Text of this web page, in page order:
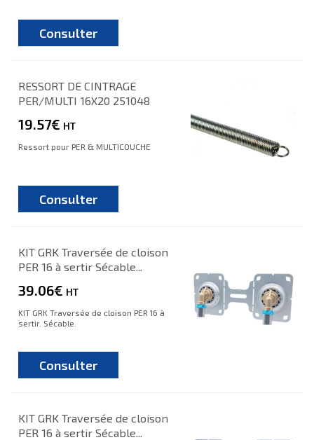
Consulter
RESSORT DE CINTRAGE
PER/MULTI 16X20 251048
19.57€ HT
Ressort pour PER & MULTICOUCHE
Consulter
KIT GRK Traversée de cloison
PER 16 à sertir Sécable...
39.06€ HT
KIT GRK Traversée de cloison PER 16 à
sertir. Sécable.
Consulter
KIT GRK Traversée de cloison
PER 16 à sertir Sécable...